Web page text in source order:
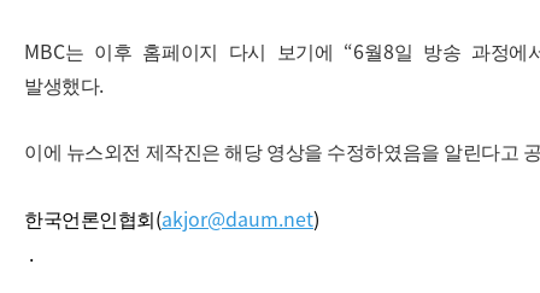
MBC는 이후 홈페이지 다시 보기에 “6월8일 방송 과정에
발생했다.
이에 뉴스외전 제작진은 해당 영상을 수정하였음을 알린다고
한국언론인협회 (akjor@daum.net)
.